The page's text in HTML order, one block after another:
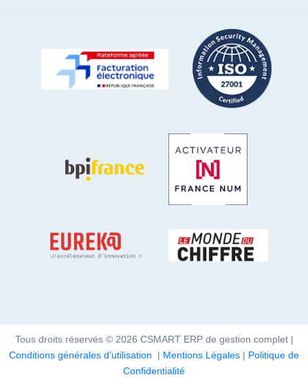
Tous droits réservés © 2026 CSMART ERP de gestion complet |
Conditions générales d’utilisation | Mentions Légales | Politique de
Confidentialité